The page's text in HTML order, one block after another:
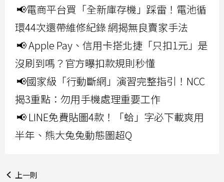
📢電商平台買「全新庫存機」踩雷！電池循
環44次還帶維修紀錄 網揭無良賣家手法
📢 Apple Pay、信用卡搭北捷「只扣1元」是
沒刷到嗎？官方曝扣款規則秒懂
📢國家級「行動斷網」演習完整指引！NCC
揭3重點：勿用手機處理重要工作
📢 LINE免費貼圖4款！「蛤」字必下載爽用
半年、熊大兔兔動態圖超Q
上一則